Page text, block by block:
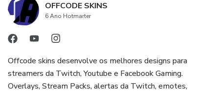
OFFCODE SKINS
6 Ano Hotmarter
Offcode skins desenvolve os melhores designs para
streamers da Twitch, Youtube e Facebook Gaming.
Overlays, Stream Packs, alertas da Twitch, emotes,